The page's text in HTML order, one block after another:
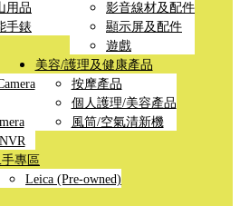
用品
手錶
影音線材及配件
顯示屏及配件
遊戲
美容/護理及健康產品
按摩產品
個人護理/美容產品
風筒/空氣清新機
專區
Leica (Pre-owned)